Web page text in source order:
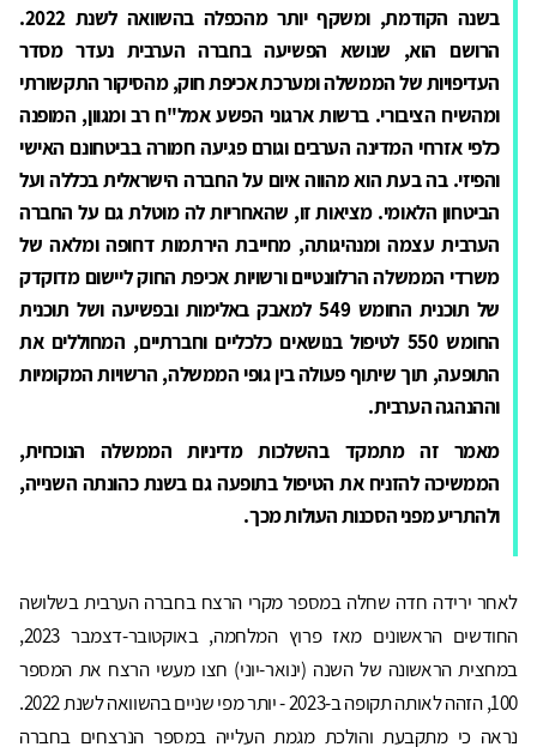
בשנה הקודמת, ומשקף יותר מהכפלה בהשוואה לשנת 2022.
הרושם הוא, שנושא הפשיעה בחברה הערבית נעדר מסדר
העדיפויות של הממשלה ומערכת אכיפת חוק, מהסיקור התקשורתי
ומהשיח הציבורי. ברשות ארגוני הפשע אמל"ח רב ומגוון, המופנה
כלפי אזרחי המדינה הערבים וגורם פגיעה חמורה בביטחונם האישי
והפיזי. בה בעת הוא מהווה איום על החברה הישראלית בכללה ועל
הביטחון הלאומי. מציאות זו, שהאחריות לה מוטלת גם על החברה
הערבית עצמה ומנהיגותה, מחייבת הירתמות דחופה ומלאה של
משרדי הממשלה הרלוונטיים ורשויות אכיפת החוק ליישום מדוקדק
של תוכנית החומש 549 למאבק באלימות ובפשיעה ושל תוכנית
החומש 550 לטיפול בנושאים כלכליים וחברתיים, המחוללים את
התופעה, תוך שיתוף פעולה בין גופי הממשלה, הרשויות המקומיות
וההנהגה הערבית.
מאמר זה מתמקד בהשלכות מדיניות הממשלה הנוכחית,
הממשיכה להזניח את הטיפול בתופעה גם בשנת כהונתה השנייה,
ולהתריע מפני הסכנות העולות מכך.
לאחר ירידה חדה שחלה במספר מקרי הרצח בחברה הערבית בשלושה
החודשים הראשונים מאז פרוץ המלחמה, באוקטובר-דצמבר 2023,
במחצית הראשונה של השנה (ינואר-יוני) חצו מעשי הרצח את המספר
100, הזהה לאותה תקופה ב-2023 - יותר מפי שניים בהשוואה לשנת 2022.
נראה כי מתקבעת והולכת מגמת העלייה במספר הנרצחים בחברה